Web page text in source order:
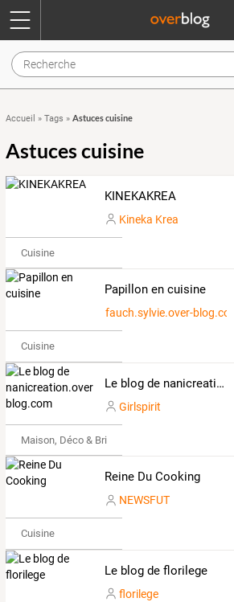
Accueil » Tags » Astuces cuisine
Astuces cuisine
KINEKAKREA
Kineka Krea
Cuisine
Papillon en cuisine
fauch.sylvie.over-blog.com
Cuisine
Le blog de nanicreation.over-blog.com
Girlspirit
Maison, Déco & Bricolage
Reine Du Cooking
NEWSFUT
Cuisine
Le blog de florilege
florilege